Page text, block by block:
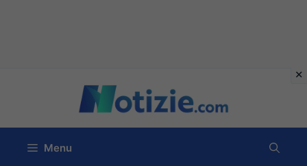
contenuto
Menu